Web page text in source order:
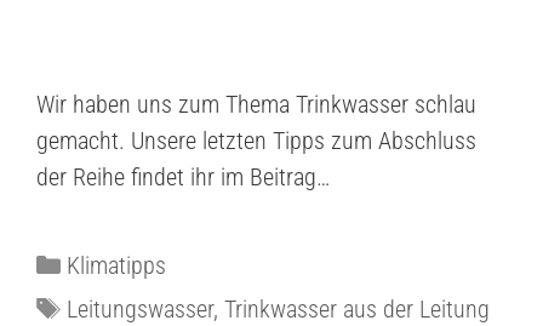
Wir haben uns zum Thema Trinkwasser schlau
gemacht. Unsere letzten Tipps zum Abschluss
der Reihe findet ihr im Beitrag…
Klimatipps
Leitungswasser, Trinkwasser aus der Leitung